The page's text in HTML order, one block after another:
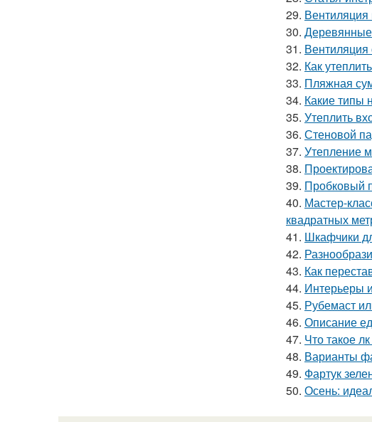
29.
30. Деревянные
31. Вентиляция
32. Как
33. Пляжная
34. Какие типы
35. Утеплить
36. Стеновой
37. Утепление
38.
39. Пробковый
40. Мастер-
квадратных
41. Шкафчики
42.
43. Как
44. Интерьеры
45. Рубемаст
46. Описание
47. Что такое
48. Варианты
49. Фартук
50. Осень: